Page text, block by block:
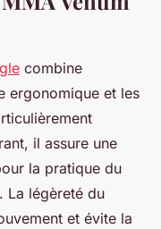
combine
ergonomique et les
il assure une
la pratique du
La légèreté du
et évite la